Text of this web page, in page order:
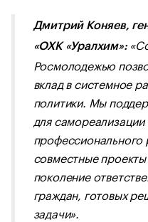
Дмитрий Коняев,
«ОХК «Уралхим»:
Росмолодежью
вклад в системное
политики. Мы
для
профессионального
совместные
поколение
граждан, готовых
задачи».